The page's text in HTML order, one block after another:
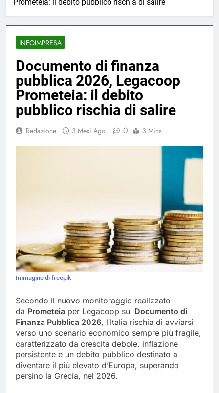
Prometeia: il debito pubblico rischia di salire
INFOIMPRESA
Documento di finanza
pubblica 2026, Legacoop
Prometeia: il debito
pubblico rischia di salire
Redazione 3 Mesi Ago 0 3 Mins
Immagine di freepik
Secondo il nuovo monitoraggio realizzato
da Prometeia per Legacoop sul Documento di
Finanza Pubblica 2026, l’Italia rischia di avviarsi
verso uno scenario economico sempre più fragile,
caratterizzato da crescita debole, inflazione
persistente e un debito pubblico destinato a
diventare il più elevato d’Europa, superando
persino la Grecia, nel 2026.